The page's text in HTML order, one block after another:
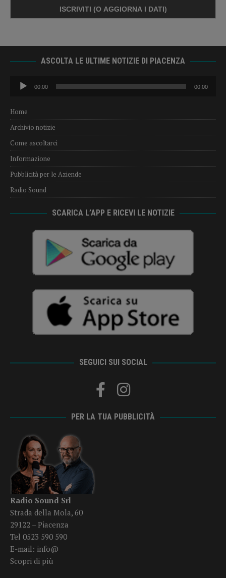
ASCOLTA LE ULTIME NOTIZIE DI PIACENZA
Audio
Player
00:00 00:00
Home
Archivio notizie
Come ascoltarci
Informazione
Pubblicità per le Aziende
Radio Sound
SCARICA L’APP E RICEVI LE NOTIZIE
SEGUICI SUI SOCIAL
PER LA TUA PUBBLICITÀ
Radio Sound Srl
Strada della Mola, 60
29122 – Piacenza
Tel 0523 590 590
E-mail: info@
Scopri di più